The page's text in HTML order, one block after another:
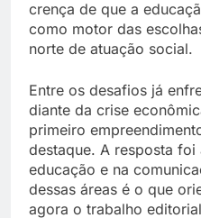
crença de que a
como motor das
norte de atuação social.
Entre os desafios já
diante da crise
primeiro
destaque. A resposta foi
educação e na
dessas áreas é o que
agora o trabalho